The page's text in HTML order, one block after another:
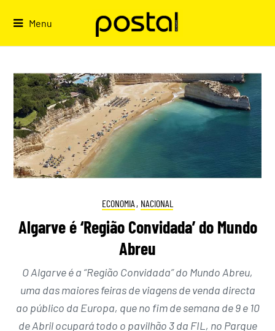
Menu
ECONOMIA , NACIONAL
Algarve é ‘Região Convidada’ do Mundo
Abreu
O Algarve é a “Região Convidada” do Mundo Abreu,
uma das maiores feiras de viagens de venda directa
ao público da Europa, que no fim de semana de 9 e 10
de Abril ocupará todo o pavilhão 3 da FIL, no Parque